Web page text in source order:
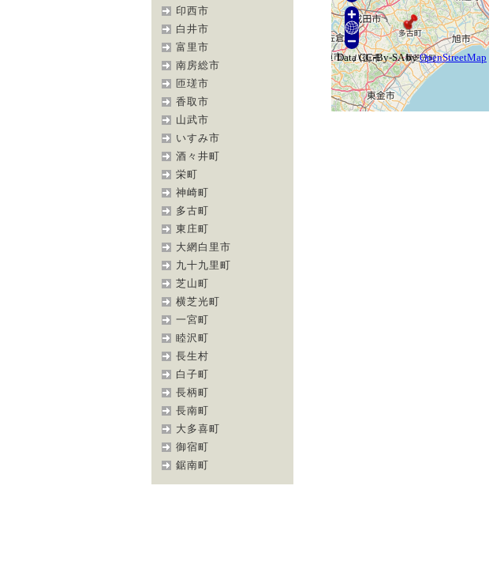
印西市
白井市
富里市
南房総市
匝瑳市
香取市
山武市
いすみ市
酒々井町
栄町
神崎町
多古町
東庄町
大網白里市
九十九里町
芝山町
横芝光町
一宮町
睦沢町
長生村
白子町
長柄町
長南町
大多喜町
御宿町
鋸南町